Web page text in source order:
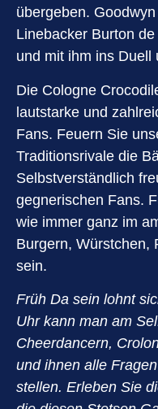
übergeben.
Linebacker Burton
und mit ihm ins Duell
Die Cologne
lautstarke und
Fans. Feuern Sie
Traditionsrivale die
Selbstverständlich
gegnerischen Fans.
wie immer ganz im
Burgern, Würstchen,
sein.
Früh Da sein lohnt
Uhr kann man am
Cheerdancern,
und ihnen alle
stellen. Erleben Sie